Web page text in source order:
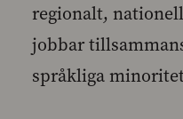
regionalt,
jobbar
språkliga